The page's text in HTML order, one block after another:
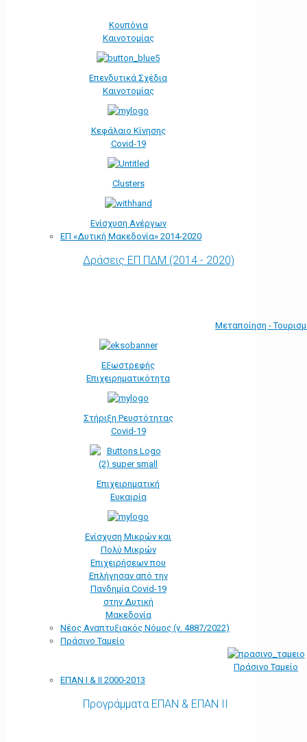
Κουπόνια
Καινοτομίας
Επενδυτικά Σχέδια
Καινοτομίας
Κεφάλαιο Κίνησης
Covid-19
Clusters
Ενίσχυση Ανέργων
ΕΠ «Δυτική Μακεδονία» 2014-2020
Δράσεις ΕΠ ΠΔΜ (2014 - 2020)
Μεταποίηση -
Εξωστρεφής
Επιχειρηματικότητα
Στήριξη Ρευστότητας
Covid-19
Επιχειρηματική
Ευκαιρία
Ενίσχυση Μικρών και
Πολύ Μικρών
Επιχειρήσεων που
Επλήγησαν από την
Πανδημία Covid-19
στην Δυτική
Μακεδονία
Νέος Αναπτυξιακός Νόμος (ν. 4887/2022)
Πράσινο Ταμείο
Πράσινο Ταμείο
ΕΠΑΝ Ι & ΙΙ 2000-2013
Προγράμματα ΕΠΑΝ & ΕΠΑΝ ΙΙ